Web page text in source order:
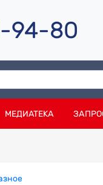
94-80
МЕДИАТЕКА